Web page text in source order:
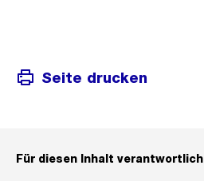
Seite drucken
Für diesen Inhalt verantwortlich